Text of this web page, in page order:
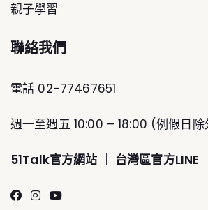
親子學習
聯絡我們
電話 02-77467651
週一至週五 10:00 – 18:00 (例假日
51Talk官方網站 ｜ 台灣區官方LINE